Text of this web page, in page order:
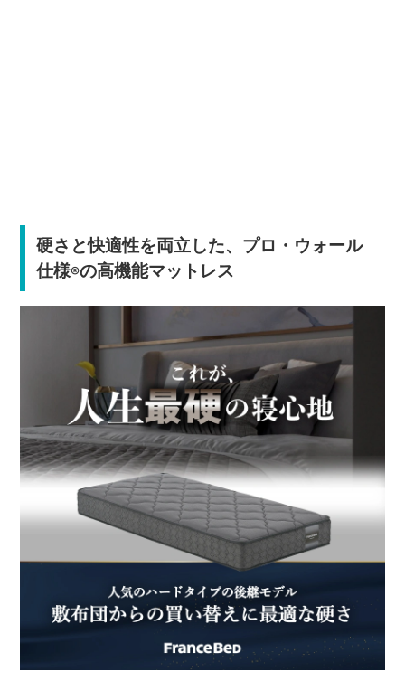
硬さと快適性を両立した、プロ・ウォール
仕様®の高機能マットレス